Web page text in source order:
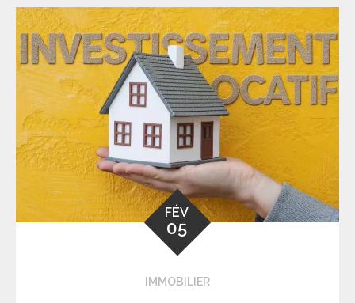
FÉV
05
IMMOBILIER